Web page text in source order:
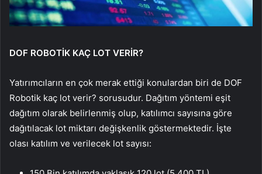
DOF ROBOTİK KAÇ LOT VERİR?
Yatırımcıların en çok merak ettiği konulardan biri de DOF
Robotik kaç lot verir? sorusudur. Dağıtım yöntemi eşit
dağıtım olarak belirlenmiş olup, katılımcı sayısına göre
dağıtılacak lot miktarı değişkenlik göstermektedir. İşte
olası katılım ve verilecek lot sayısı: